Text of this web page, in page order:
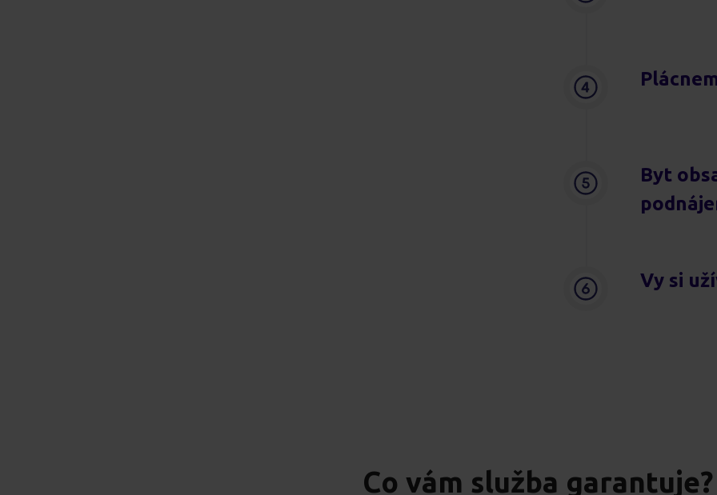
Byt
Vy si
Co vám služba garantuje?